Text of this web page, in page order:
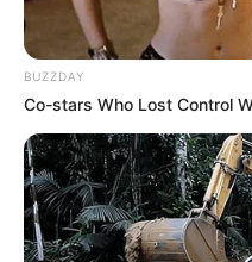
BUZZDAY
Co-stars Who Lost Control